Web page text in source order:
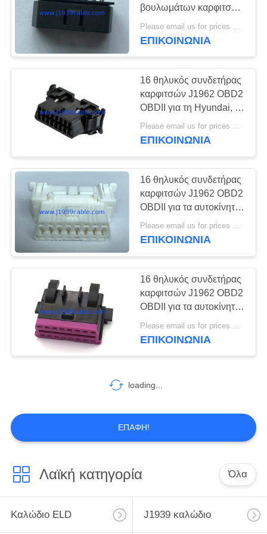
PRIVACY
POLICY
RP1226 καλώδιο
J1939
προσαρμοστής
11
J1939 9 συνδετήρας
καρφιτσών
13
J1708 καλώδιο
βουλωμάτων καρφιτσών
J1962 OBD2 OBDII με
τις ευθείες καρφίτσες
Please email us for prices MOQ:100 τεμ
ΕΠΙΚΟΙΝΩΝΊΑ
16 θηλυκός συνδετήρας
καρφιτσών J1962 OBD2
OBDII για τη Hyundai, τη
Kia και τα αυτοκίνητα
Chrysler
Please email us for prices MOQ:100 τεμ
ΕΠΙΚΟΙΝΩΝΊΑ
16 θηλυκός συνδετήρας
καρφιτσών J1962 OBD2
OBDII για τα αυτοκίνητα
της Toyota και της
Nissan
Please email us for prices MOQ:100 τεμ
ΕΠΙΚΟΙΝΩΝΊΑ
16 θηλυκός συνδετήρας
καρφιτσών J1962 OBD2
OBDII για τα αυτοκίνητα
του Volkswagen, Skoda
και Audi
ΕΠΙΚΟΙΝΩΝΊΑ
loading...
ΕΠΑΦΉ!
Λαϊκή κατηγορία Όλα
Καλώδιο ELD J1939 καλώδιο